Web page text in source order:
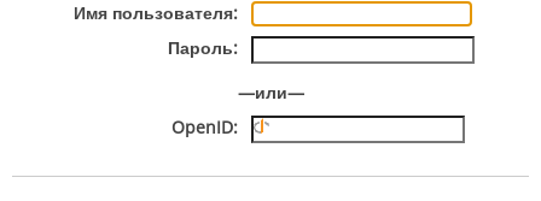
Имя пользователя:
Пароль:
—или—
OpenID: